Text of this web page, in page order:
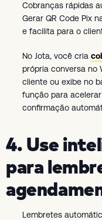
Cobranças rápidas
Gerar QR Code Pix
e facilita para o
No Jota, você cria
própria conversa no
cliente ou exibe no
função para
confirmação
4. Use
para
Lembretes